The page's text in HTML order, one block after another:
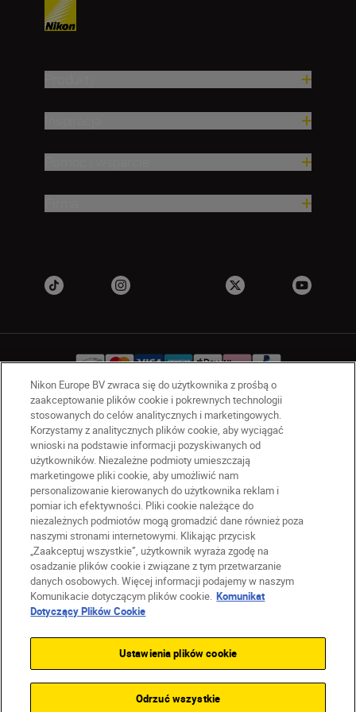
PL Nikon Sites
Skontaktuj się z nami
Oświadczenie dotyczące prywatności
Warunki użytkowania
Warunki korzystania z Nikon Store
Komunikat dotyczący plików cookie
Dostępność
Ustawienia plików cookie
© 2026 Nikon
Nikon Europe BV zwraca się do użytkownika z prośbą o
zaakceptowanie plików cookie i pokrewnych technologii
stosowanych do celów analitycznych i marketingowych.
Korzystamy z analitycznych plików cookie, aby wyciągać
wnioski na podstawie informacji pozyskiwanych od
użytkowników. Niezależne podmioty umieszczają
marketingowe pliki cookie, aby umożliwić nam
personalizowanie kierowanych do użytkownika reklam i
pomiar ich efektywności. Pliki cookie należące do
niezależnych podmiotów mogą gromadzić dane również poza
naszymi stronami internetowymi. Klikając przycisk
„Zaakceptuj wszystkie”, użytkownik wyraża zgodę na
osadzanie plików cookie i związane z tym przetwarzanie
danych osobowych. Więcej informacji podajemy w naszym
Komunikacie dotyczącym plików cookie. Komunikat
Dotyczący Plików Cookie
Ustawienia plików cookie
Odrzuć wszystkie